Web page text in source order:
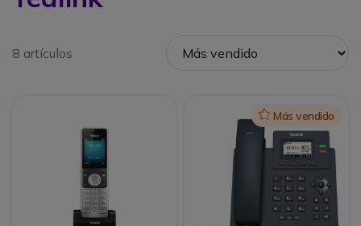
8 artículos
IconMás vendido